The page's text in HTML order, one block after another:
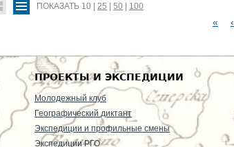
ПОКАЗАТЬ 10 25 50 100
Т
Р
« ‹
ПРОЕКТЫ И ЭКСПЕДИЦИИ
Молодежный клуб
Географический диктант
Экспедиции и профильные смены
Экспедиции РГО